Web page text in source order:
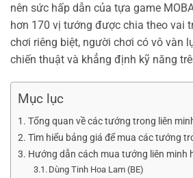
nên sức hấp dẫn của tựa game
hơn 170 vị tướng được chia theo vai
chơi riêng biệt, người chơi có vô vàn
chiến thuật và khẳng định kỹ năng
Mục lục
Tổng quan về các tướng trong liên
Tìm hiểu bảng giá để mua các tướng
Hướng dẫn cách mua tướng liên minh
Dùng Tinh Hoa Lam (BE)